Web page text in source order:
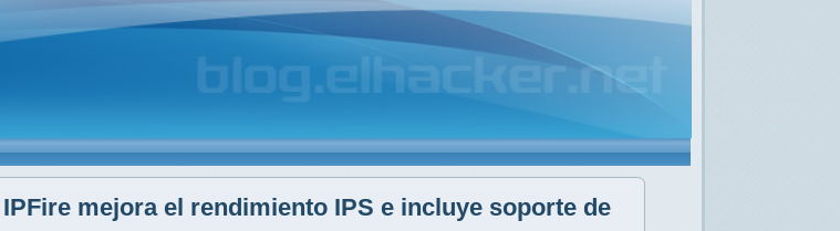
mejora el rendimiento IPS e incluye soporte de